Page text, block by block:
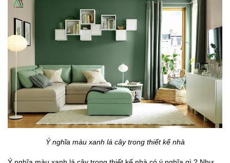
Ý nghĩa màu xanh lá cây trong thiết kế nhà